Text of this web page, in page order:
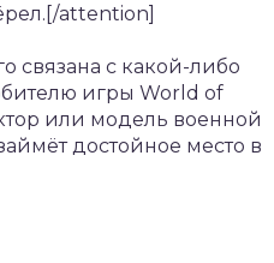
attention]
связана с какой-либо
игры World of
или модель военной
достойное место в